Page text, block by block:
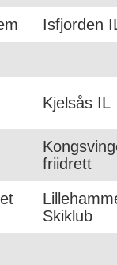
Isfjorden
Kjelsås IL
friidrett
Skiklub